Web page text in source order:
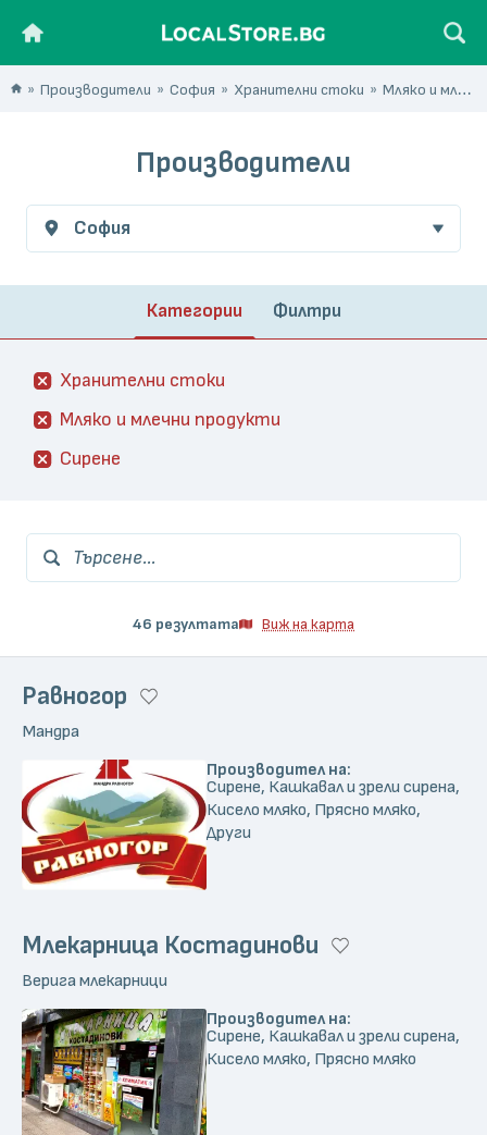
Производители София Хранителни стоки Мляко и млечни продукти
Производители
София
Категории Филтри
Хранителни стоки
Мляко и млечни продукти
Сирене
Търсене...
46 резултата Виж на карта
Равногор
Мандра
Производител на:
Сирене, Кашкавал и зрели сирена,
Кисело мляко, Прясно мляко,
Други
Млекарница Костадинови
Верига млекарници
Производител на:
Сирене, Кашкавал и зрели сирена,
Кисело мляко, Прясно мляко